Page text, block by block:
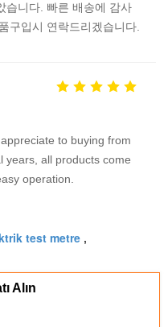
습니다. 빠른 배송에 감사
구입시 연락드리겠습니다.
to buying from
years, all products come
operation.
test metre ,
Alın